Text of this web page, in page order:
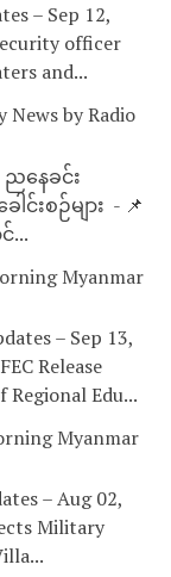
– Sep 12,
officer
and...
News by Radio
နေခင်း
းစဉ်များ - 📌
...
Myanmar
– Sep 13,
Release
Edu...
Myanmar
– Aug 02,
Military